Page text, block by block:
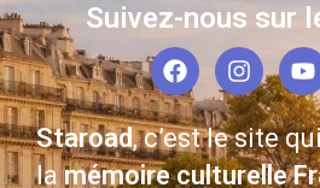
Suivez-nous sur
Staroad, c’est le site
lamémoire culturelle